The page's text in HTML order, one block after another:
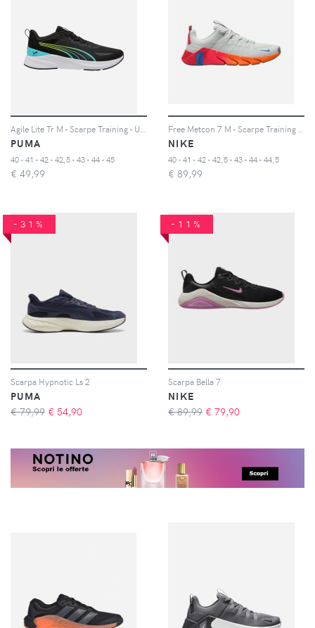
Agile Lite Tr M - Scarpe Training - Uomo - Nero
PUMA
40 - 41 - 42 - 42,5 - 43 - 44 - 45
€ 49,99
Free Metcon 7 M - Scarpe Training - Uomo - Bianco
NIKE
40 - 41 - 42 - 42,5 - 43 - 44 - 44,5
€ 89,99
-31%
Scarpa Hypnotic Ls 2
PUMA
€ 79,99 € 54,90
-11%
Scarpa Bella 7
NIKE
€ 89,99 € 79,90